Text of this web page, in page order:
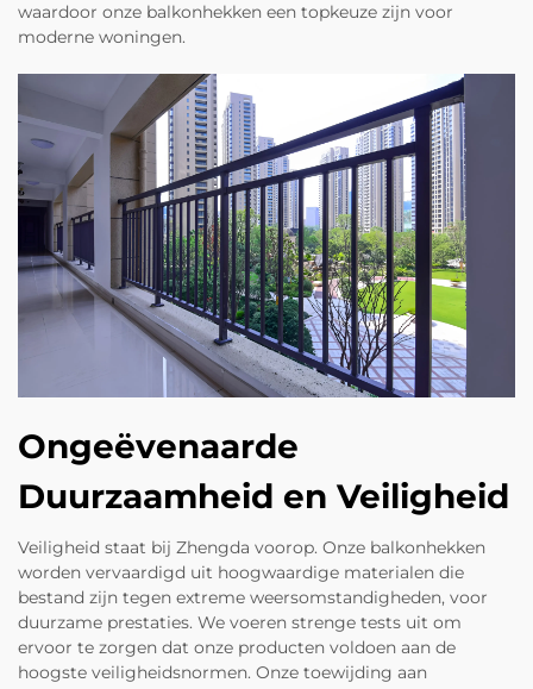
waardoor onze balkonhekken een topkeuze zijn voor
moderne woningen.
Ongeëvenaarde
Duurzaamheid en Veiligheid
Veiligheid staat bij Zhengda voorop. Onze balkonhekken
worden vervaardigd uit hoogwaardige materialen die
bestand zijn tegen extreme weersomstandigheden, voor
duurzame prestaties. We voeren strenge tests uit om
ervoor te zorgen dat onze producten voldoen aan de
hoogste veiligheidsnormen. Onze toewijding aan